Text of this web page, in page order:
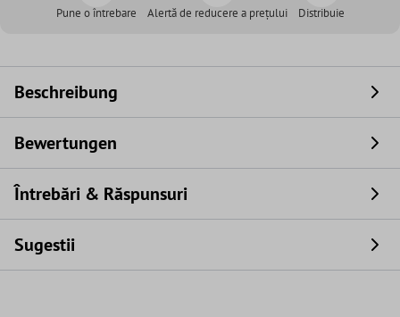
Pune o întrebare Alertă de reducere a prețului Distribuie
Beschreibung
Bewertungen
Întrebări & Răspunsuri
Sugestii